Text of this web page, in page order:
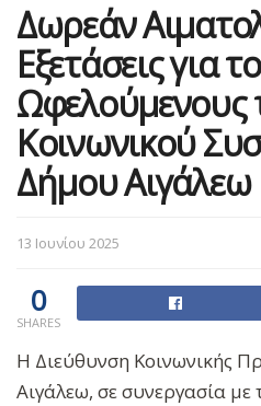
Δωρεάν
Εξετάσεις για
Ωφελούμενους
Κοινωνικού
Δήμου Αιγάλεω
13 Ιουνίου 2025
0
SHARES
Η Διεύθυνση Κοινωνικής
Αιγάλεω, σε συνεργασία με